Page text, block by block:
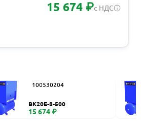
15 674 ₽с НДС
100530204
ВК20E-8-500
15 674 ₽